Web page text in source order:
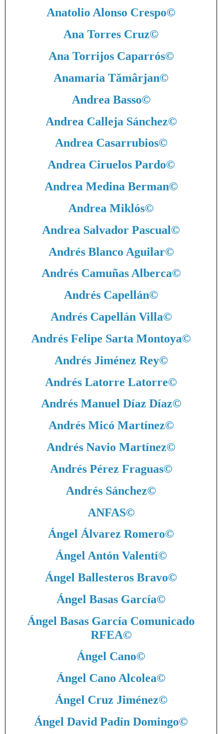
Anatolio Alonso Crespo©
Ana Torres Cruz©
Ana Torrijos Caparrós©
Anamaria Tămârjan©
Andrea Basso©
Andrea Calleja Sánchez©
Andrea Casarrubios©
Andrea Ciruelos Pardo©
Andrea Medina Berman©
Andrea Miklós©
Andrea Salvador Pascual©
Andrés Blanco Aguilar©
Andrés Camuñas Alberca©
Andrés Capellán©
Andrés Capellán Villa©
Andrés Felipe Sarta Montoya©
Andrés Jiménez Rey©
Andrés Latorre Latorre©
Andrés Manuel Díaz Díaz©
Andrés Micó Martínez©
Andrés Navio Martínez©
Andrés Pérez Fraguas©
Andrés Sánchez©
ANFAS©
Ángel Álvarez Romero©
Ángel Antón Valentí©
Ángel Ballesteros Bravo©
Ángel Basas García©
Ángel Basas García Comunicado
RFEA©
Ángel Cano©
Ángel Cano Alcolea©
Ángel Cruz Jiménez©
Ángel David Padín Domingo©